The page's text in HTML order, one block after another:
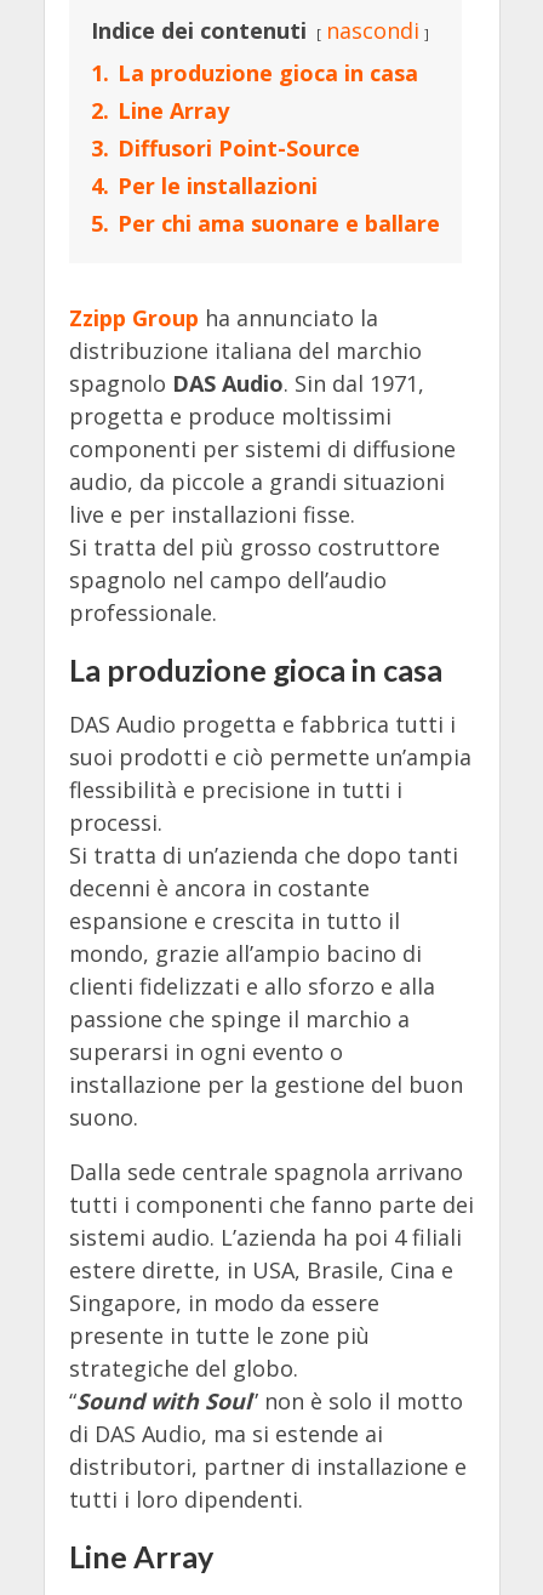
Indice dei contenuti
nascondi
1. La produzione gioca in casa
2. Line Array
3. Diffusori Point-Source
4. Per le installazioni
5. Per chi ama suonare e ballare
Zzipp Group ha annunciato la
distribuzione italiana del marchio
spagnolo DAS Audio. Sin dal 1971,
progetta e produce moltissimi
componenti per sistemi di diffusione
audio, da piccole a grandi situazioni
live e per installazioni fisse.
Si tratta del più grosso costruttore
spagnolo nel campo dell’audio
professionale.
La produzione gioca in casa
DAS Audio progetta e fabbrica tutti i
suoi prodotti e ciò permette un’ampia
flessibilità e precisione in tutti i
processi.
Si tratta di un’azienda che dopo tanti
decenni è ancora in costante
espansione e crescita in tutto il
mondo, grazie all’ampio bacino di
clienti fidelizzati e allo sforzo e alla
passione che spinge il marchio a
superarsi in ogni evento o
installazione per la gestione del buon
suono.
Dalla sede centrale spagnola arrivano
tutti i componenti che fanno parte dei
sistemi audio. L’azienda ha poi 4 filiali
estere dirette, in USA, Brasile, Cina e
Singapore, in modo da essere
presente in tutte le zone più
strategiche del globo.
“Sound with Soul” non è solo il motto
di DAS Audio, ma si estende ai
distributori, partner di installazione e
tutti i loro dipendenti.
Line Array